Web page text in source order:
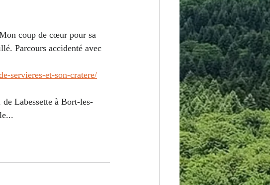
coup de cœur pour sa
Parcours accidenté avec
servieres-et-son-cratere/
Labessette à Bort-les-